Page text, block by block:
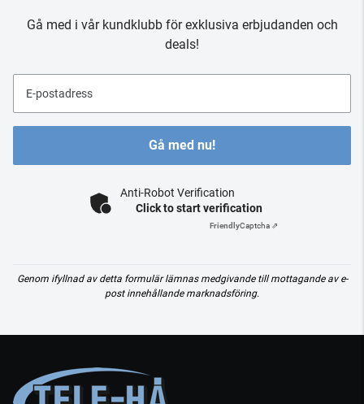
Gå med i vår kundklubb för exklusiva erbjudanden och
deals!
E-postadress
Gå med nu!
Anti-Robot Verification
Click to start verification
FriendlyCaptcha ⇗
Genom ifyllnad av detta formulär lämnas medgivande till mottagande av e-
post innehållande marknadsföring.